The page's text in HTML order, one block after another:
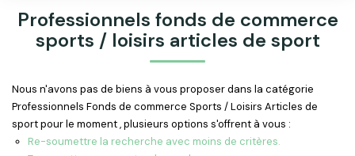
FAIRE GÉRER SON BIEN
NOS AGENCES
Sélectionnez...
Type de bien
Surface min
Créer une alerte
Professionnels fonds de commerce
sports / loisirs articles de sport
Nous n'avons pas de biens à vous proposer dans la catégorie
Professionnels Fonds de commerce Sports / Loisirs Articles de
sport pour le moment , plusieurs options s'offrent à vous :
Re-soumettre la recherche avec moins de critères.